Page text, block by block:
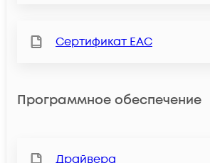
Сертификат ЕАС
Программное обеспечение
Драйвера